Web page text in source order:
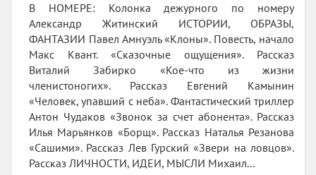
В НОМЕРЕ: Колонка дежурного по номеру
Александр Житинский ИСТОРИИ, ОБРАЗЫ,
ФАНТАЗИИ Павел Амнуэль «Клоны». Повесть, начало
Макс Квант. «Сказочные ощущения». Рассказ
Виталий Забирко «Кое-что из жизни
членистоногих». Рассказ Евгений Камынин
«Человек, упавший с неба». Фантастический триллер
Антон Чудаков «Звонок за счет абонента». Рассказ
Илья Марьянков «Борщ». Рассказ Наталья Резанова
«Сашими». Рассказ Лев Гурский «Звери на ловцов».
Рассказ ЛИЧНОСТИ, ИДЕИ, МЫСЛИ Михаил...